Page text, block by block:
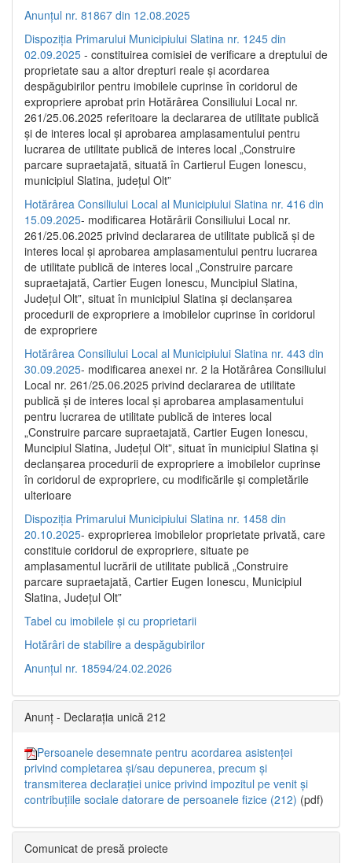
Anunțul nr. 81867 din 12.08.2025
Dispoziția Primarului Municipiului Slatina nr. 1245 din
02.09.2025 - constituirea comisiei de verificare a dreptului de
proprietate sau a altor drepturi reale și acordarea
despăgubirilor pentru imobilele cuprinse în coridorul de
expropriere aprobat prin Hotărârea Consiliului Local nr.
261/25.06.2025 referitoare la declararea de utilitate publică
și de interes local și aprobarea amplasamentului pentru
lucrarea de utilitate publică de interes local „Construire
parcare supraetajată, situată în Cartierul Eugen Ionescu,
municipiul Slatina, județul Olt”
Hotărârea Consiliului Local al Municipiului Slatina nr. 416 din
15.09.2025- modificarea Hotărârii Consiliului Local nr.
261/25.06.2025 privind declararea de utilitate publică și de
interes local și aprobarea amplasamentului pentru lucrarea
de utilitate publică de interes local „Construire parcare
supraetajată, Cartier Eugen Ionescu, Muncipiul Slatina,
Județul Olt”, situat în municipiul Slatina și declanșarea
procedurii de expropriere a imobilelor cuprinse în coridorul
de expropriere
Hotărârea Consiliului Local al Municipiului Slatina nr. 443 din
30.09.2025- modificarea anexei nr. 2 la Hotărârea Consiliului
Local nr. 261/25.06.2025 privind declararea de utilitate
publică şi de interes local şi aprobarea amplasamentului
pentru lucrarea de utilitate publică de interes local
„Construire parcare supraetajată, Cartier Eugen Ionescu,
Muncipiul Slatina, Judeţul Olt”, situat în municipiul Slatina şi
declanşarea procedurii de expropriere a imobilelor cuprinse
în coridorul de expropriere, cu modificările şi completările
ulterioare
Dispoziția Primarului Municipiului Slatina nr. 1458 din
20.10.2025- exproprierea imobilelor proprietate privată, care
constituie coridorul de expropriere, situate pe
amplasamentul lucrării de utilitate publică „Construire
parcare supraetajată, Cartier Eugen Ionescu, Municipiul
Slatina, Județul Olt”
Tabel cu imobilele și cu proprietarii
Hotărâri de stabilire a despăgubirilor
Anunțul nr. 18594/24.02.2026
Anunț - Declarația unică 212
Persoanele desemnate pentru acordarea asistenței
privind completarea și/sau depunerea, precum și
transmiterea declarației unice privind impozitul pe venit și
contribuțiile sociale datorare de persoanele fizice (212) (pdf)
Comunicat de presă proiecte